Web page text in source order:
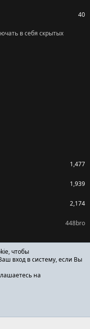
40
в себя скрытых
1,477
1,939
2,174
448bro
чтобы
вход в систему, если Вы
на